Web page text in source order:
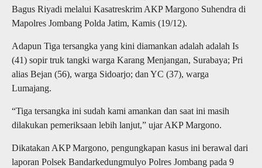
Bagus Riyadi melalui Kasatreskrim AKP Margono Suhendra di
Mapolres Jombang Polda Jatim, Kamis (19/12).
Adapun Tiga tersangka yang kini diamankan adalah adalah Is
(41) sopir truk tangki warga Karang Menjangan, Surabaya; Pri
alias Bejan (56), warga Sidoarjo; dan YC (37), warga
Lumajang.
“Tiga tersangka ini sudah kami amankan dan saat ini masih
dilakukan pemeriksaan lebih lanjut,” ujar AKP Margono.
Dikatakan AKP Margono, pengungkapan kasus ini berawal dari
laporan Polsek Bandarkedungmulyo Polres Jombang pada 9